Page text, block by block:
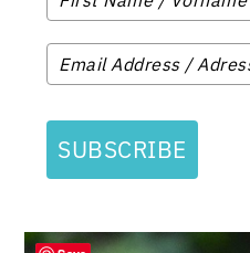
SUBSCRIBE